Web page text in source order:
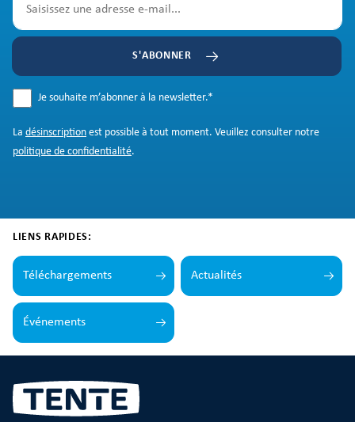
S'ABONNER
Je souhaite m’abonner à la newsletter.*
La désinscription est possible à tout moment. Veuillez consulter notre
politique de confidentialité.
LIENS RAPIDES:
Téléchargements Actualités
Événements